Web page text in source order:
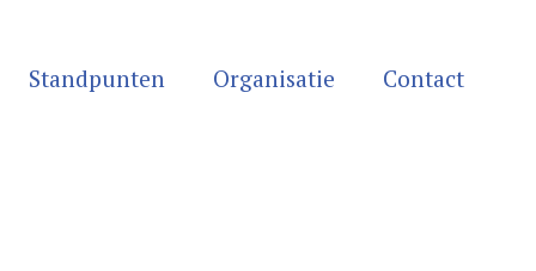
Standpunten Organisatie Contact